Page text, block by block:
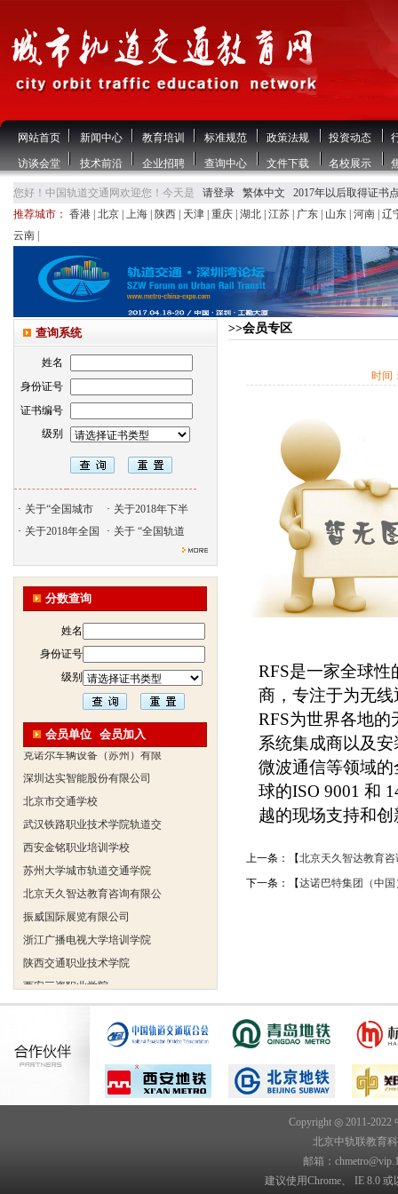
网站首页 新闻中心 教育培训 标准规范 政策法规 投资动态
访谈会堂 技术前沿 企业招聘 查询中心 文件下载 名校展示
您好！中国轨道交通网欢迎您！今天是 请登录 繁体中文
2017年以后取得证书
推荐城市： 香港 北京 上海 陕西 天津 重庆 湖北 江苏 广东 山东 河南 辽
云南
查询系统
姓名
身份证号
证书编号
级别
· 关于“全国城市 · 关于2018年下半
· 关于2018年全国 · 关于 “全国轨道
分数查询
姓名
身份证号
级别
会员单位 会员加入
北京天久智达教育咨询有限公
陕西交通职业技术学院
西安三资职业学院
安弗施无线射频系统(上海)有
达诺巴特集团（中国）
欧姆龙自动化（中国）有限公
中铁隧道勘测设计院有限公司
克诺尔车辆设备（苏州）有限
达诺巴特集团（中国）
欧姆龙自动化（中国）有限公
中铁隧道勘测设计院有限公司
克诺尔车辆设备（苏州）有限
>>会员专区
时间
RFS是一家全球
商，专注于为无
RFS为世界各地
系统集成商以及
微波通信等领域
球的ISO 9001 和
越的现场支持和
上一条：【北京天久智达教育
下一条：【达诺巴特集团（中国
Copyright ◎ 2011-2022
北京中轨联教育
邮箱：
建议使用Chrome、 IE 8.0